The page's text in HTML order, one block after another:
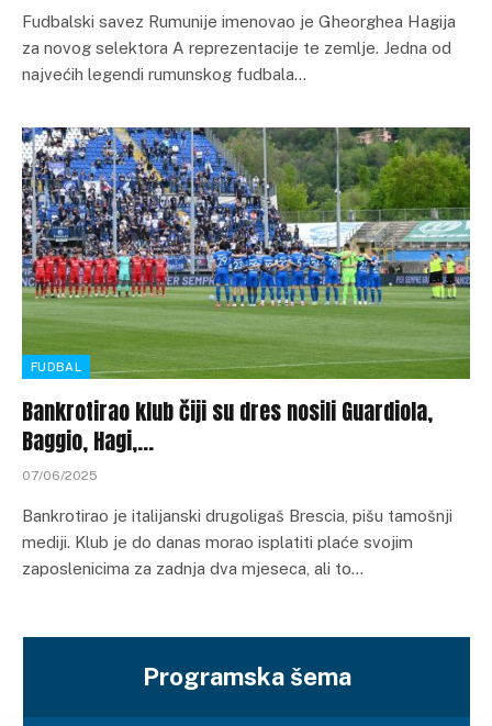
Fudbalski savez Rumunije imenovao je Gheorghea Hagija
za novog selektora A reprezentacije te zemlje. Jedna od
najvećih legendi rumunskog fudbala…
FUDBAL
Bankrotirao klub čiji su dres nosili Guardiola,
Baggio, Hagi,…
07/06/2025
Bankrotirao je italijanski drugoligaš Brescia, pišu tamošnji
mediji. Klub je do danas morao isplatiti plaće svojim
zaposlenicima za zadnja dva mjeseca, ali to…
Programska šema